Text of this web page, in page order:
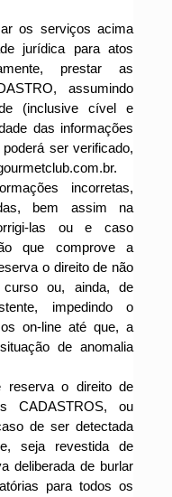
os serviços acima
jurídica para atos
prestar as
assumindo
(inclusive cível e
das informações
ser verificado,
incorretas,
bem assim na
las ou e caso
que comprove a
o direito de não
ou, ainda, de
impedindo o
on-line até que, a
de anomalia
reserva o direito de
CADASTROS, ou
de ser detectada
seja revestida de
deliberada de burlar
para todos os